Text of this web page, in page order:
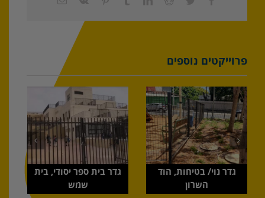
פרוייקטים נוספים
גדר בית ספר יסודי, בית
שמש
גדר נוי/ בטיחות, הוד
השרון